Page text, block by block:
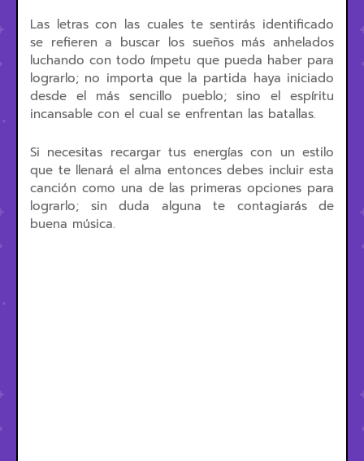
Las letras con las cuales te sentirás identificado
se refieren a buscar los sueños más anhelados
luchando con todo ímpetu que pueda haber para
lograrlo; no importa que la partida haya iniciado
desde el más sencillo pueblo; sino el espíritu
incansable con el cual se enfrentan las batallas.
Si necesitas recargar tus energías con un estilo
que te llenará el alma entonces debes incluir esta
canción como una de las primeras opciones para
lograrlo; sin duda alguna te contagiarás de
buena música.